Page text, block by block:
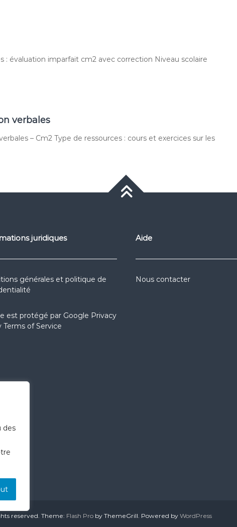
des
: évaluation imparfait cm2 avec correction Niveau scolaire
verbales
– Cm2 Type de ressources : cours et exercices sur les
juridiques
générales et politique de
est protégé par Google Privacy
Terms of Service
Aide
Nous contacter
reserved. Theme: Flash Pro by ThemeGrill. Powered by WordPress